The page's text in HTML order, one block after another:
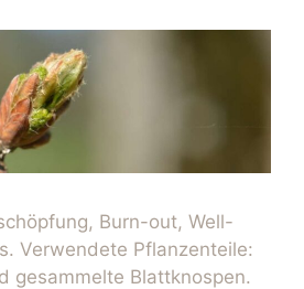
Burn-out, Well-
Verwendete Pflanzenteile:
gesammelte Blattknospen.